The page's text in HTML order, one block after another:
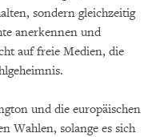
sondern gleichzeitig
anerkennen und
auf freie Medien, die
und die europäischen
Wahlen, solange es sich